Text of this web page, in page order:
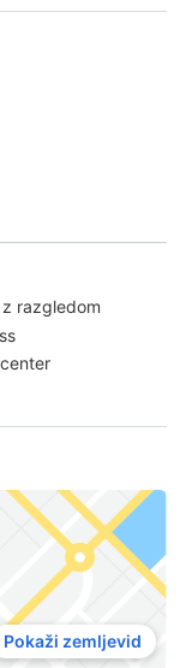
razgledom
Pokaži zemljevid